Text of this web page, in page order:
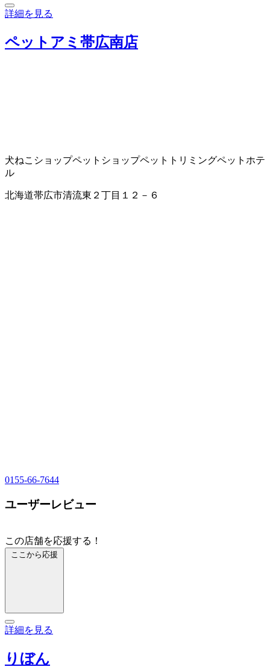
詳細を見る
ペットアミ帯広南店
犬ねこショップペットショップペットトリミングペットホテ
ル
北海道帯広市清流東２丁目１２－６
0155-66-7644
ユーザーレビュー
この店舗を応援する！
ここから応援
詳細を見る
りぼん